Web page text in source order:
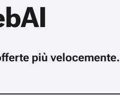
più velocemente.